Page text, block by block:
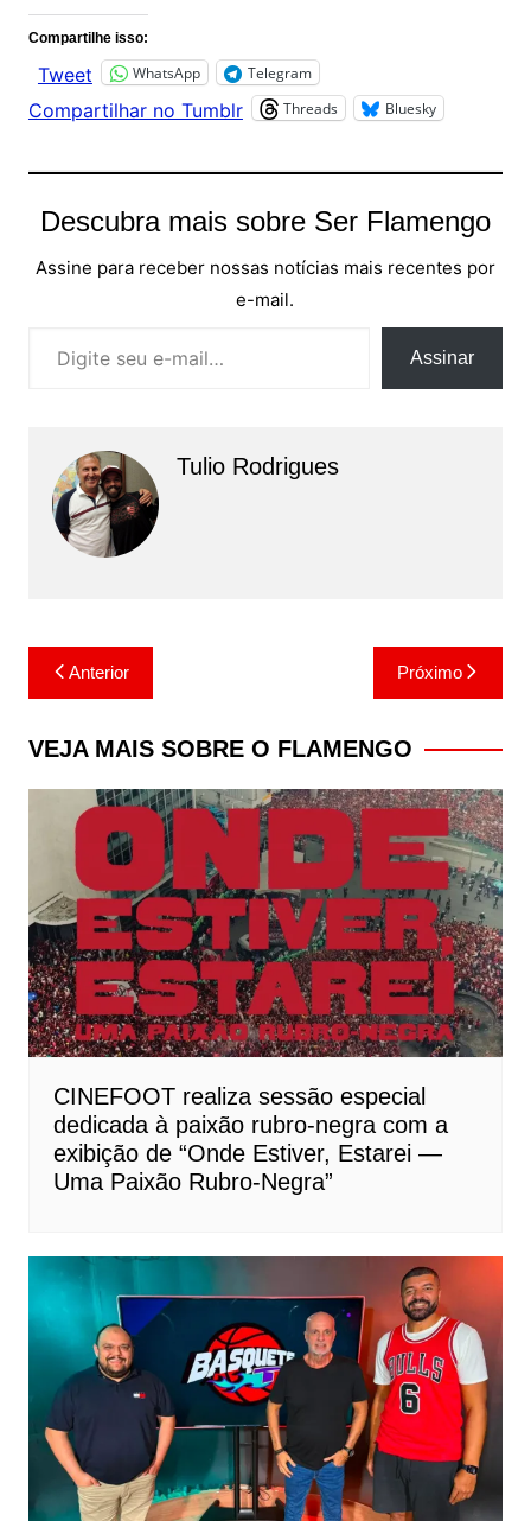
Compartilhe isso:
Tweet WhatsApp Telegram
Compartilhar no Tumblr Threads Bluesky
Descubra mais sobre Ser Flamengo
Assine para receber nossas notícias mais recentes por
e-mail.
Assinar
Tulio Rodrigues
Navegação
de
Post
Anterior Próximo
VEJA MAIS SOBRE O FLAMENGO
CINEFOOT realiza sessão especial
dedicada à paixão rubro-negra com a
exibição de “Onde Estiver, Estarei —
Uma Paixão Rubro-Negra”